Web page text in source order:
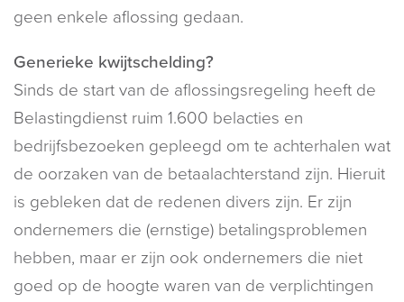
geen enkele aflossing gedaan.
Generieke kwijtschelding?
Sinds de start van de aflossingsregeling heeft de
Belastingdienst ruim 1.600 belacties en
bedrijfsbezoeken gepleegd om te achterhalen wat
de oorzaken van de betaalachterstand zijn. Hieruit
is gebleken dat de redenen divers zijn. Er zijn
ondernemers die (ernstige) betalingsproblemen
hebben, maar er zijn ook ondernemers die niet
goed op de hoogte waren van de verplichtingen